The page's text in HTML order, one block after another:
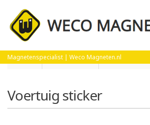
Magnetenspecialist | Weco Magneten.nl
Home Magneetfolie Voertuig sticker
Voertuig sticker